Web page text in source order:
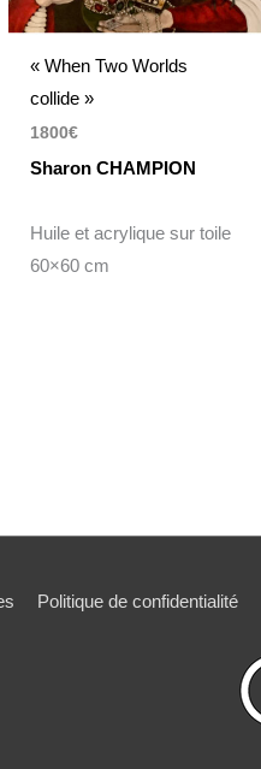
« When Two Worlds
collide »
1800€
Sharon CHAMPION
Huile et acrylique sur toile
60×60 cm
Politique de confidentialité